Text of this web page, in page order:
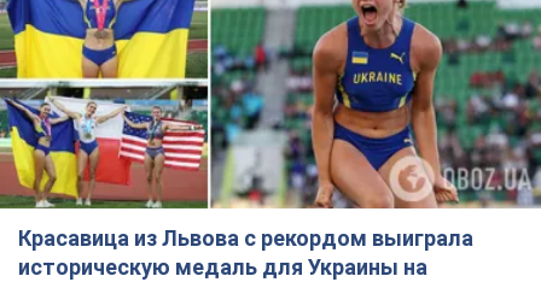
Красавица из Львова с рекордом выиграла
историческую медаль для Украины на